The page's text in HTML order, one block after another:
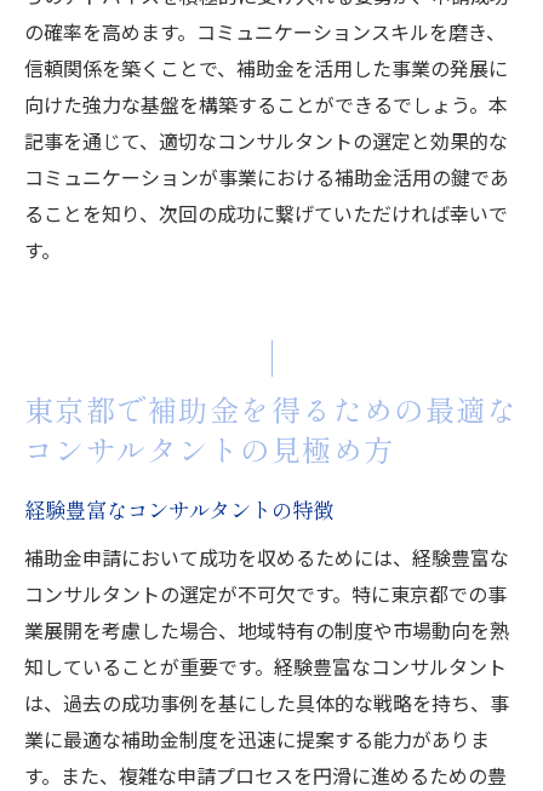
の確率を高めます。コミュニケーションスキルを磨き、
信頼関係を築くことで、補助金を活用した事業の発展に
向けた強力な基盤を構築することができるでしょう。本
記事を通じて、適切なコンサルタントの選定と効果的な
コミュニケーションが事業における補助金活用の鍵であ
ることを知り、次回の成功に繋げていただければ幸いで
す。
東京都で補助金を得るための最適な
コンサルタントの見極め方
経験豊富なコンサルタントの特徴
補助金申請において成功を収めるためには、経験豊富な
コンサルタントの選定が不可欠です。特に東京都での事
業展開を考慮した場合、地域特有の制度や市場動向を熟
知していることが重要です。経験豊富なコンサルタント
は、過去の成功事例を基にした具体的な戦略を持ち、事
業に最適な補助金制度を迅速に提案する能力がありま
す。また、複雑な申請プロセスを円滑に進めるための豊